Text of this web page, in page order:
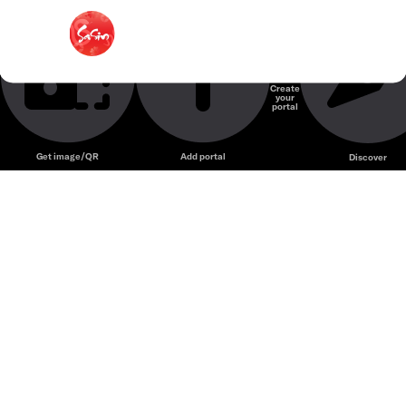
Unmute
Get image/QR Add portal
Create
your
portal
Discover